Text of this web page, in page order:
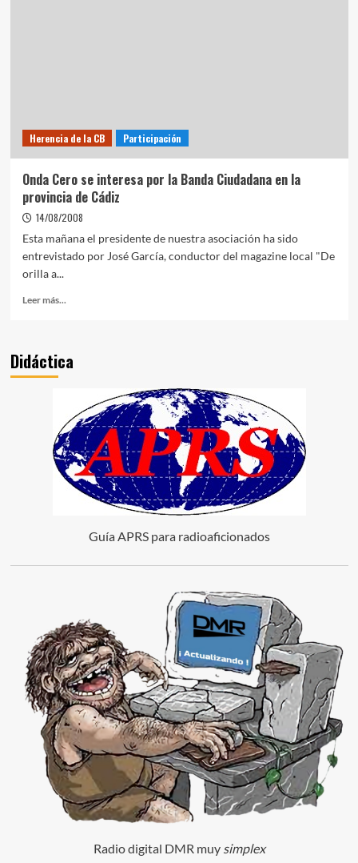
Herencia de la CB Participación
Onda Cero se interesa por la Banda Ciudadana en la
provincia de Cádiz
14/08/2008
Esta mañana el presidente de nuestra asociación ha sido
entrevistado por José García, conductor del magazine local "De
orilla a...
Leer más...
Didáctica
Guía APRS para radioaficionados
Radio digital DMR muy simplex